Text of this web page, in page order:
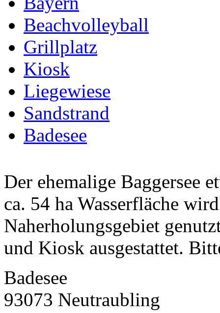
Beachvolleyball
Grillplatz
Kiosk
Liegewiese
Sandstrand
Badesee
Der ehemalige Baggersee
ca. 54 ha Wasserfläche
Naherholungsgebiet
und Kiosk ausgestattet.
Badesee
93073 Neutraubling